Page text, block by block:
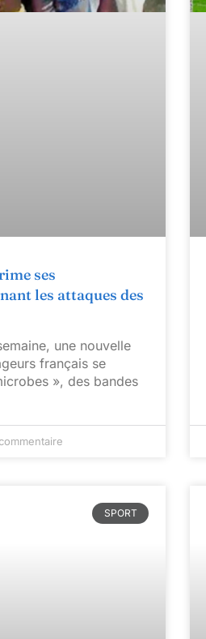
ses
les attaques des
une nouvelle
français se
», des bandes
SPORT